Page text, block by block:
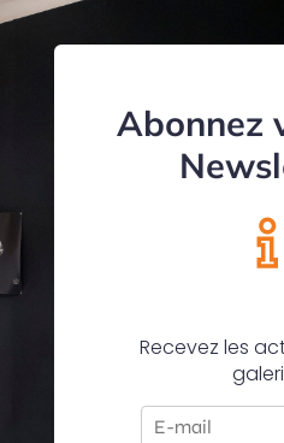
Abonnez
Recevez les